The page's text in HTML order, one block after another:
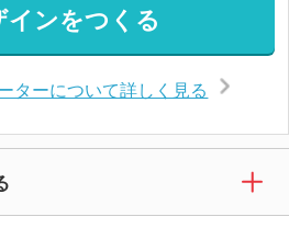
インをつくる
ターについて詳しく見る